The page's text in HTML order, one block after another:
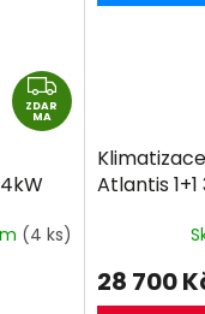
Z
D
A
ZDAR
MA
(4 ks)
Atlantis 1+1
28 700